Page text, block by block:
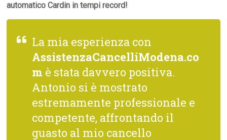
automatico Cardin in tempi record!
La mia esperienza con
AssistenzaCancelliModena.co
m è stata davvero positiva.
Antonio si è mostrato
estremamente professionale e
competente, affrontando il
guasto al mio cancello